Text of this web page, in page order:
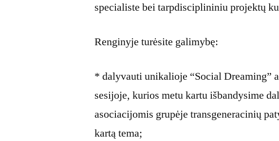
specialiste bei tarpdisciplininiu projektų
Renginyje turėsite galimybę:
* dalyvauti unikalioje “Social Dreaming”
sesijoje, kurios metu kartu išbandysime
asociacijomis grupėje transgeneracinių
kartą tema;